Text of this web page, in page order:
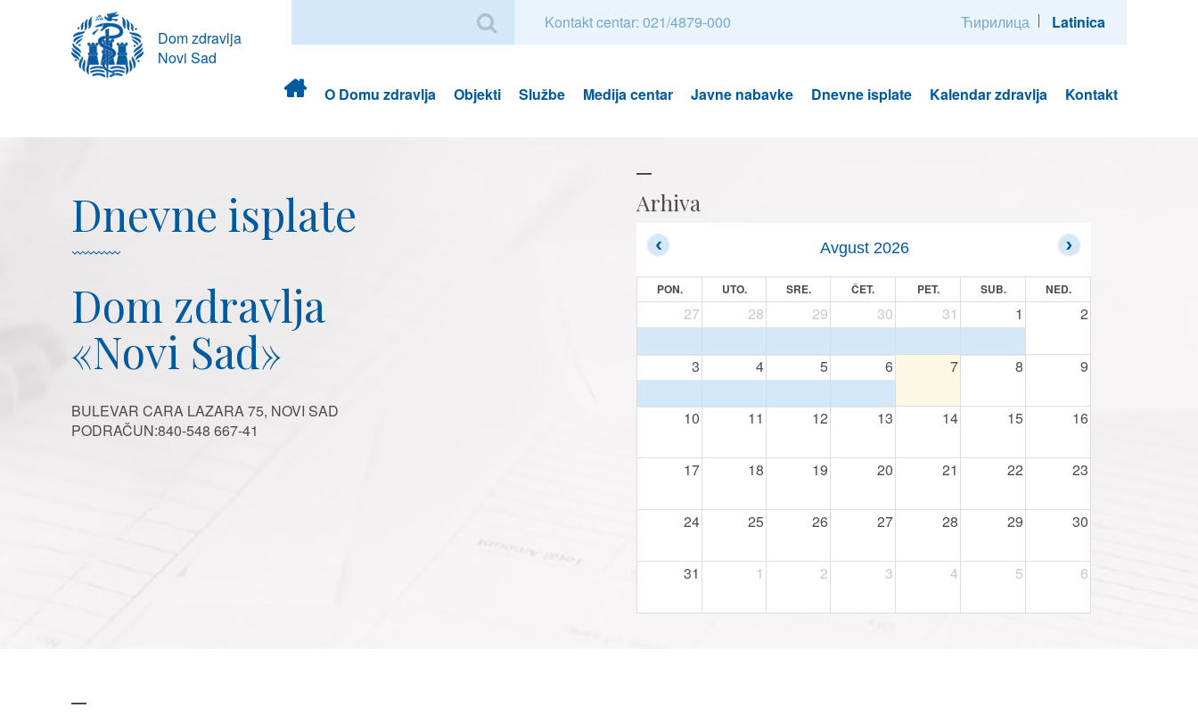
Dom zdravlja
Novi Sad
Kontakt centar: 021/4879-000 Ћирилица Latinica
Dom
zdravlja
O Domu zdravlja Objekti Službe Medija centar Javne nabavke Dnevne isplate Kalendar zdravlja Kontakt
Dnevne isplate
Dom zdravlja
«Novi Sad»
BULEVAR CARA LAZARA 75, NOVI SAD
PODRAČUN:840-548 667-41
Arhiva
Avgust 2026
PON. UTO. SRE. ČET. PET. SUB. NED.
27 28 29 30 31 1 2
3 4 5 6 7 8 9
10 11 12 13 14 15 16
17 18 19 20 21 22 23
24 25 26 27 28 29 30
31 1 2 3 4 5 6